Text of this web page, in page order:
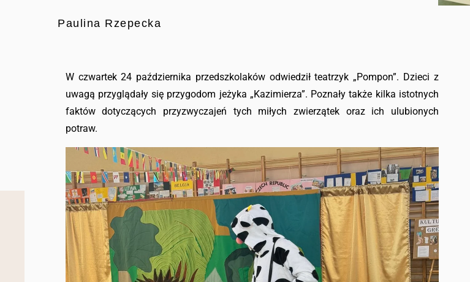
Paulina Rzepecka
W czwartek 24 października przedszkolaków odwiedził teatrzyk „Pompon”. Dzieci z
uwagą przyglądały się przygodom jeżyka „Kazimierza”. Poznały także kilka istotnych
faktów dotyczących przyzwyczajeń tych miłych zwierzątek oraz ich ulubionych
potraw.